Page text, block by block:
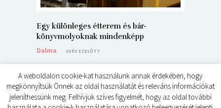
Egy különleges étterem és bár-
könyvmolyoknak mindenképp
Dalma
10 ÉV EZELŐTT
A weboldalon cookie-kat használunk annak érdekében, hogy
megkönnyítsük Önnek az oldal használatát és releváns információkat
jeleníthessünk meg. Felhívjuk szíves figyelmét, hogy az oldal további